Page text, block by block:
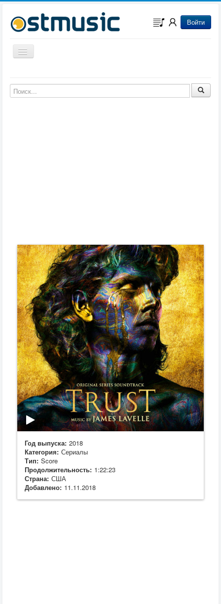
Войти
Включить/выключить навигацию
Музыка из мультфильмов
Музыка из сериалов
Год выпуска: 2018
Категория: Сериалы
Тип: Score
Продолжительность: 1:22:23
Страна: США
Добавлено: 11.11.2018